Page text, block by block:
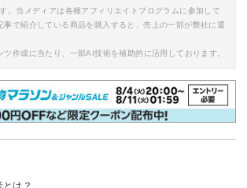
。当メディアは各種アフィリエイトプログラムに参加して
事で紹介している商品を購入すると、売上の一部が弊社に還
作成に当たり、一部AI技術を補助的に活用しております。
は？